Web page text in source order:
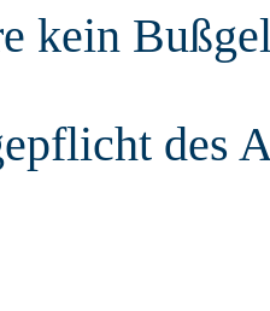
kein
des